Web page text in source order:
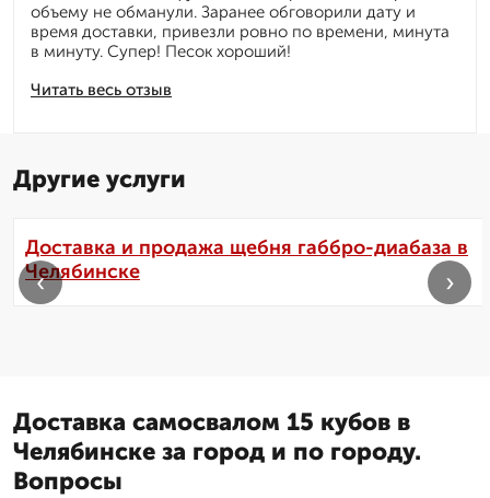
Читать весь отзыв
объему не обманули. Заранее обговорили дату и
время доставки, привезли ровно по времени, минута
в минуту. Супер! Песок хороший!
Другие услуги
Доставка и продажа щебня габбро-диабаза в
Челябинске
‹ ›
Доставка самосвалом 15 кубов в
Челябинске за город и по городу.
Вопросы